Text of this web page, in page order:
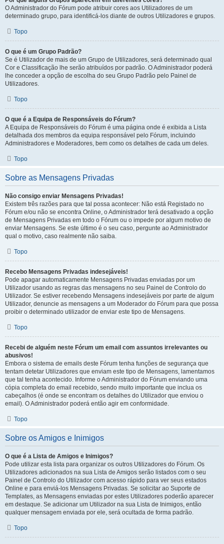
O Administrador do Fórum pode atribuir cores aos Utilizadores de um
determinado grupo, para identificá-los diante de outros Utilizadores e grupos.
Topo
O que é um Grupo Padrão?
Se é Utilizador de mais de um Grupo de Utilizadores, será determinado qual
Cor e Classificação lhe serão atribuídos por padrão. O Administrador poderá
lhe conceder a opção de escolha do seu Grupo Padrão pelo Painel de
Utilizadores.
Topo
O que é a Equipa de Responsáveis do Fórum?
A Equipa de Responsáveis do Fórum é uma página onde é exibida a Lista
detalhada dos membros da equipa responsável pelo Fórum, incluindo
Administradores e Moderadores, bem como os detalhes de cada um deles.
Topo
Sobre as Mensagens Privadas
Não consigo enviar Mensagens Privadas!
Existem três razões para que tal possa acontecer: Não está Registado no
Fórum e/ou não se encontra Online, o Administrador terá desativado a opção
de Mensagens Privadas em todo o Fórum ou o impede por algum motivo de
enviar Mensagens. Se este último é o seu caso, pergunte ao Administrador
qual o motivo, caso realmente não saiba.
Topo
Recebo Mensagens Privadas indesejáveis!
Pode apagar automaticamente Mensagens Privadas enviadas por um
Utilizador usando as regras das mensagens no seu Painel de Controlo do
Utilizador. Se estiver recebendo Mensagens indesejáveis por parte de algum
Utilizador, denuncie as mensagens a um Moderador do Fórum para que possa
proibir o determinado utilizador de enviar este tipo de Mensagens.
Topo
Recebi de alguém neste Fórum um email com assuntos irrelevantes ou
abusivos!
Embora o sistema de emails deste Fórum tenha funções de segurança que
tentam detetar Utilizadores que enviam este tipo de Mensagens, lamentamos
que tal tenha acontecido. Informe o Administrador do Fórum enviando uma
cópia completa do email recebido, sendo muito importante que inclua os
cabeçalhos (é onde se encontram os detalhes do Utilizador que enviou o
email). O Administrador poderá então agir em conformidade.
Topo
Sobre os Amigos e Inimigos
O que é a Lista de Amigos e Inimigos?
Pode utilizar esta lista para organizar os outros Utilizadores do Fórum. Os
Utilizadores adicionados na sua Lista de Amigos serão listados com o seu
Painel de Controlo do Utilizador com acesso rápido para ver seus estados
Online e para enviá-los Mensagens Privadas. Se solicitar ao Suporte de
Templates, as Mensagens enviadas por estes Utilizadores poderão aparecer
em destaque. Se adicionar um Utilizador na sua Lista de Inimigos, então
qualquer mensagem enviada por ele, será ocultada de forma padrão.
Topo